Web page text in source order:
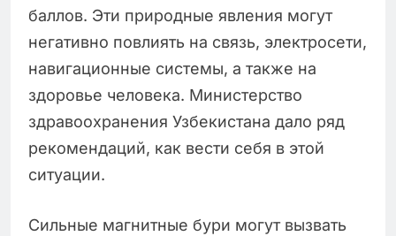
баллов. Эти природные явления могут
негативно повлиять на связь, электросети,
навигационные системы, а также на
здоровье человека. Министерство
здравоохранения Узбекистана дало ряд
рекомендаций, как вести себя в этой
ситуации.
Сильные магнитные бури могут вызвать